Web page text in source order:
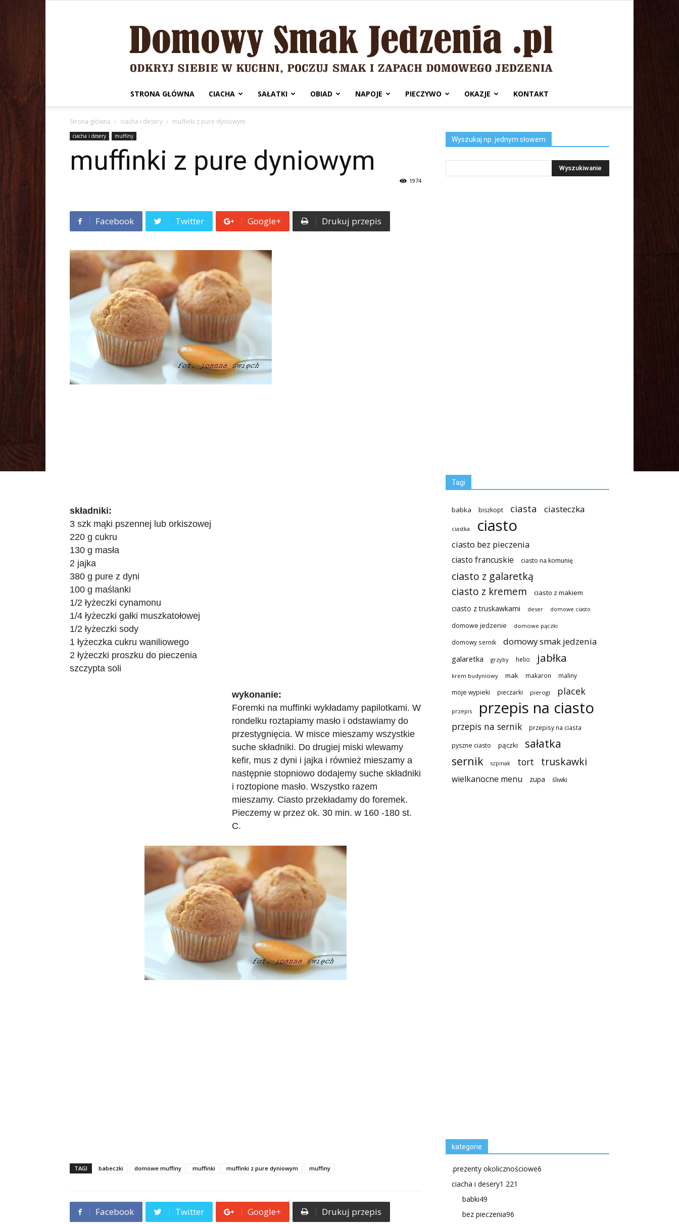
STRONA GŁÓWNA CIACHA SAŁATKI OBIAD NAPOJE PIECZYWO OKAZJE KONTAKT
Strona główna ciacha i desery muffinki z pure dyniowym
ciacha i desery muffiny
muffinki z pure dyniowym
1974
Facebook Twitter Google+ Drukuj przepis
składniki:
3 szk mąki pszennej lub orkiszowej
220 g cukru
130 g masła
2 jajka
380 g pure z dyni
100 g maślanki
1/2 łyżeczki cynamonu
1/4 łyżeczki gałki muszkatołowej
1/2 łyżeczki sody
1 łyżeczka cukru waniliowego
2 łyżeczki proszku do pieczenia
szczypta soli
wykonanie:
Foremki na muffinki wykładamy papilotkami. W
rondelku roztapiamy masło i odstawiamy do
przestygnięcia. W misce mieszamy wszystkie
suche składniki. Do drugiej miski wlewamy
kefir, mus z dyni i jajka i również mieszamy a
następnie stopniowo dodajemy suche składniki
i roztopione masło. Wszystko razem
mieszamy. Ciasto przekładamy do foremek.
Pieczemy w przez ok. 30 min. w 160 -180 st.
C.
TAGI babeczki domowe muffiny muffinki muffinki z pure dyniowym muffiny
Facebook Twitter Google+ Drukuj przepis
Wyszukaj np. jednym słowem
Tagi
babka biszkopt ciasta ciasteczka
ciastka ciasto
ciasto bez pieczenia
ciasto francuskie ciasto na komunię
ciasto z galaretką
ciasto z kremem ciasto z makiem
ciasto z truskawkami deser domowe ciasto
domowe jedzenie domowe pączki
domowy sernik domowy smak jedzenia
galaretka grzyby helio jabłka
krem budyniowy mak makaron maliny
moje wypieki pieczarki pierogi placek
przepis przepis na ciasto
przepis na sernik przepisy na ciasta
pyszne ciasto pączki
sałatka
sernik
szpinak tort truskawki
wielkanocne menu zupa śliwki
kategorie
.prezenty okolicznościowe6
ciacha i desery1 221
babki49
bez pieczenia96